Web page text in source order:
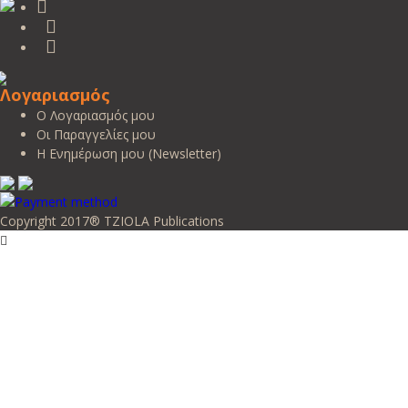
Λογαριασμός
Ο Λογαριασμός μου
Οι Παραγγελίες μου
Η Ενημέρωση μου (Newsletter)
Copyright 2017® TZIOLA Publications